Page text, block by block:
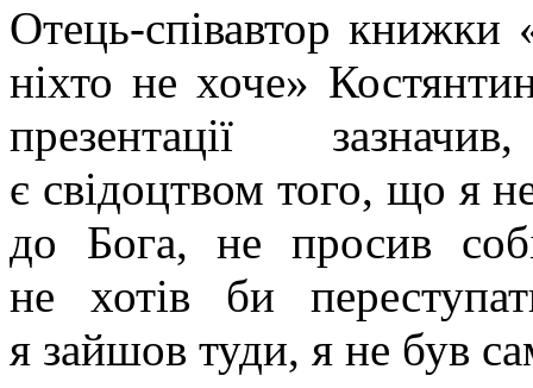
Отець-співавтор книжки
ніхто не хоче»
презентації
є свідоцтвом того, що я
до Бога, не просив
не хотів би
я зайшов туди, я не був